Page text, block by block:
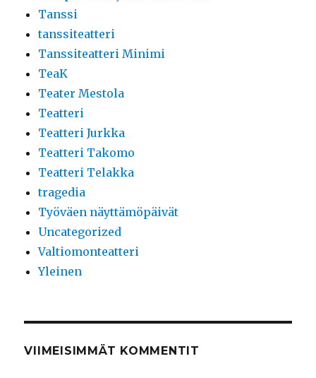
Tanssi
tanssiteatteri
Tanssiteatteri Minimi
TeaK
Teater Mestola
Teatteri
Teatteri Jurkka
Teatteri Takomo
Teatteri Telakka
tragedia
Työväen näyttämöpäivät
Uncategorized
Valtiomonteatteri
Yleinen
VIIMEISIMMÄT KOMMENTIT